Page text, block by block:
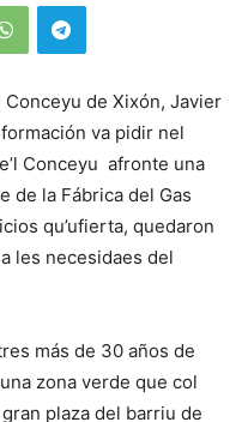
Conceyu de Xixón, Javier
va pidir nel
Conceyu afronte una
de la Fábrica del Gas
qu’ufierta, quedaron
les necesidaes del
más de 30 años de
zona verde que col
plaza del barriu de